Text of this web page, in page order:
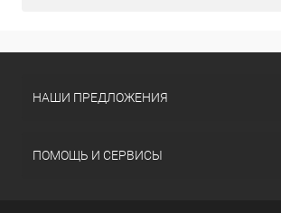
НАШИ ПРЕДЛОЖЕНИЯ
ПОМОЩЬ И СЕРВИСЫ